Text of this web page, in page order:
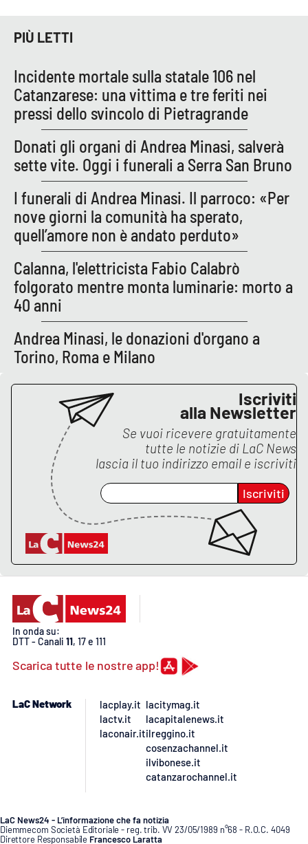
Crotone
Vibo Valentia
Reggio Calabria
Cosenza
Lamezia Terme
PROGETTI
SPECIALI
Buona Sanità Calabria
LACALABRIAVISIONE
Destinazioni
Eventi
Storie
NETWORK
Lacplay.it
Lactv.it
Laconair.it
Lacitymag.it
Catanzarochannel.it
PIÙ LETTI
Incidente mortale sulla statale 106 nel
Catanzarese: una vittima e tre feriti nei
pressi dello svincolo di Pietragrande
Donati gli organi di Andrea Minasi, salverà
sette vite. Oggi i funerali a Serra San Bruno
I funerali di Andrea Minasi. Il parroco: «Per
nove giorni la comunità ha sperato,
quell’amore non è andato perduto»
Calanna, l'elettricista Fabio Calabrò
folgorato mentre monta luminarie: morto a
40 anni
Andrea Minasi, le donazioni d'organo a
Torino, Roma e Milano
Iscriviti
alla Newsletter
Se vuoi ricevere gratuitamente
tutte le notizie di LaC News
lascia il tuo indirizzo email e iscriviti
Iscriviti
In onda su:
DTT - Canali 11, 17 e 111
Scarica tutte le nostre app!
LaC Network
lacplay.it
lactv.it
laconair.it
lacitymag.it
lacapitalenews.it
ilreggino.it
cosenzachannel.it
ilvibonese.it
catanzarochannel.it
LaC News24 - L’informazione che fa notizia
Diemmecom Società Editoriale - reg. trib. VV 23/05/1989 n°68 - R.O.C. 4049
Direttore Responsabile Francesco Laratta